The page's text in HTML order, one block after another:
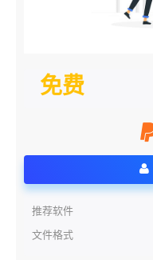
免费
推荐软件
文件格式